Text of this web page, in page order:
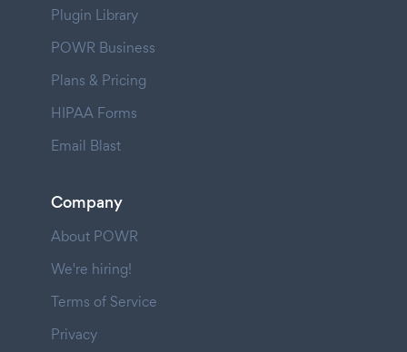
Plugin Library
POWR Business
Plans & Pricing
HIPAA Forms
Email Blast
Company
About POWR
We're hiring!
Terms of Service
Privacy